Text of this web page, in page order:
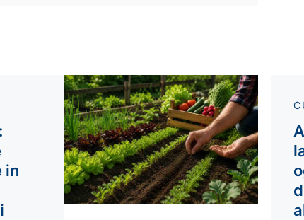
in